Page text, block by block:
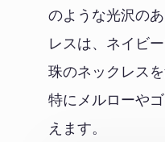
のような光沢の
レスは、ネイビ
珠のネックレス
特にメルローや
えます。